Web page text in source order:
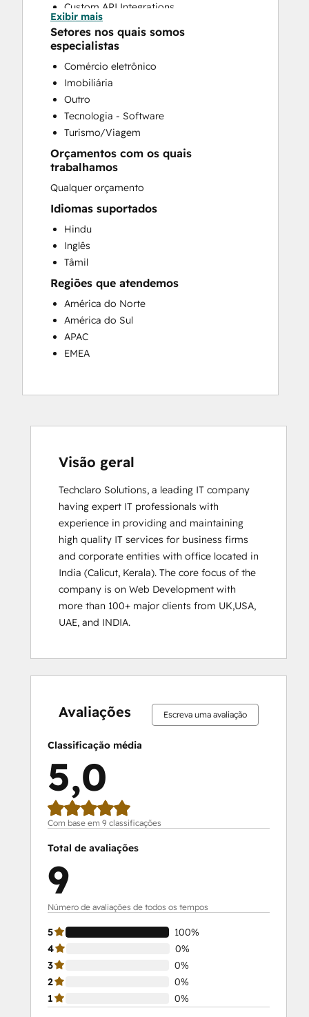
Custom API Integrations
Knowledge Base Development
Search Engine Optimization
Website Design
Website Development
Website Migration
Exibir mais
Setores nos quais somos
especialistas
Comércio eletrônico
Imobiliária
Outro
Tecnologia - Software
Turismo/Viagem
Orçamentos com os quais
trabalhamos
Qualquer orçamento
Idiomas suportados
Hindu
Inglês
Tâmil
Regiões que atendemos
América do Norte
América do Sul
APAC
EMEA
Visão geral
Techclaro Solutions, a leading IT company
having expert IT professionals with
experience in providing and maintaining
high quality IT services for business firms
and corporate entities with office located in
India (Calicut, Kerala). The core focus of the
company is on Web Development with
more than 100+ major clients from UK,USA,
UAE, and INDIA.
Avaliações Escreva uma avaliação
Classificação média
5,0
Com base em 9 classificações
Total de avaliações
9
Número de avaliações de todos os tempos
5
100%
4
0%
3
0%
2
0%
1
0%